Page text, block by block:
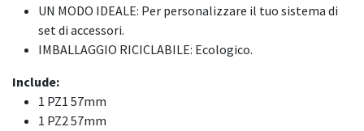
UN MODO IDEALE: Per personalizzare il tuo sistema di
set di accessori.
IMBALLAGGIO RICICLABILE: Ecologico.
Include:
1 PZ1 57mm
1 PZ2 57mm